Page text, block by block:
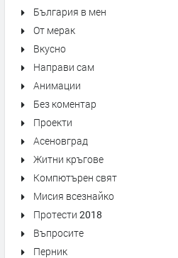
България в мен
От мерак
Вкусно
Направи сам
Анимации
Без коментар
Проекти
Асеновград
Житни кръгове
Компютърен свят
Мисия всезнайко
Протести 2018
Въпросите
Перник